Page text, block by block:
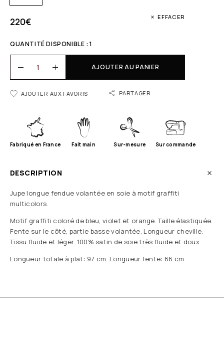
EFFACER
220€
QUANTITÉ DISPONIBLE : 1
AJOUTER AU PANIER
AJOUTER AUX FAVORIS PARTAGER
Fabriqué en France Fait main Sur-mesure Sur commande
DESCRIPTION
Jupe longue fendue volantée en soie à motif graffiti
multicolors.
Motif graffiti coloré de bleu, violet et orange. Taille élastiquée.
Fente sur le côté, partie basse volantée. Longueur cheville.
Tissu fluide et léger. 100% satin de soie très fluide et doux.
Longueur totale à plat: 97 cm. Longueur fente: 66 cm.